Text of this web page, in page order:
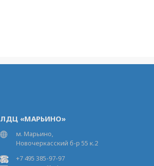
ЛДЦ «МАРЬИНО»
м. Марьино,
Новочеркасский б-р 55 к.2
+7 495 385-97-97